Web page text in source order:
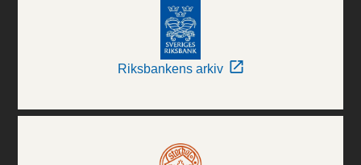
Riksbankens arkiv